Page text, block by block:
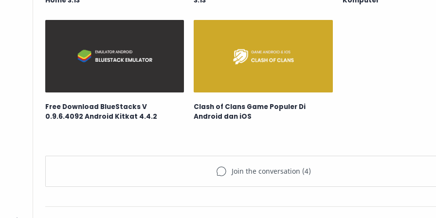
Free Download BlueStacks V
0.9.6.4092 Android Kitkat 4.4.2
Clash of Clans Game Populer Di
Android dan iOS